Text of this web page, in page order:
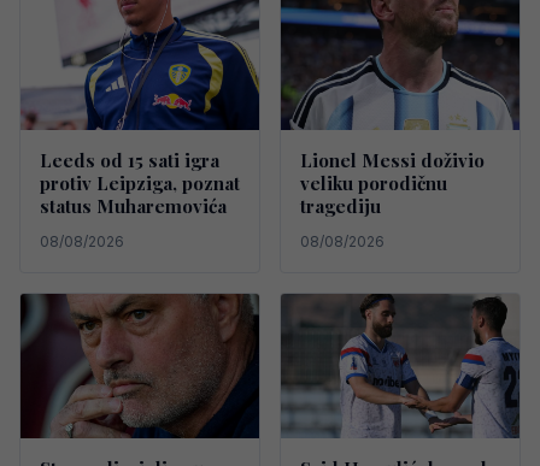
Leeds od 15 sati igra
protiv Leipziga, poznat
status Muharemovića
08/08/2026
Lionel Messi doživio
veliku porodičnu
tragediju
08/08/2026